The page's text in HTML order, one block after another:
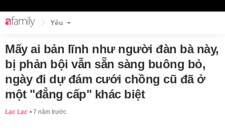
Yêu
Mấy ai bản lĩnh như người đàn bà này,
bị phản bội vẫn sẵn sàng buông bỏ,
ngày đi dự đám cưới chồng cũ đã ở
một "đẳng cấp" khác biệt
Lạc Lạc 7 năm trước